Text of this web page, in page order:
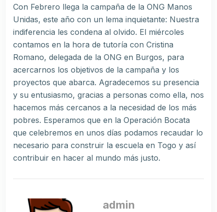
Con Febrero llega la campaña de la ONG Manos
Unidas, este año con un lema inquietante: Nuestra
indiferencia les condena al olvido. El miércoles
contamos en la hora de tutoría con Cristina
Romano, delegada de la ONG en Burgos, para
acercarnos los objetivos de la campaña y los
proyectos que abarca. Agradecemos su presencia
y su entusiasmo, gracias a personas como ella, nos
hacemos más cercanos a la necesidad de los más
pobres. Esperamos que en la Operación Bocata
que celebremos en unos días podamos recaudar lo
necesario para construir la escuela en Togo y así
contribuir en hacer al mundo más justo.
admin